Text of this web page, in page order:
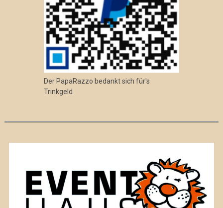
Der PapaRazzo bedankt sich für's
Trinkgeld